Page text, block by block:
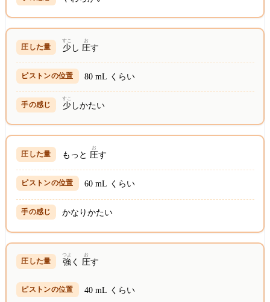
少
すこ
し 圧
お
す
80 mL くらい
少
すこ
しかたい
もっと 圧
お
す
60 mL くらい
かなりかたい
強
つよ
く 圧
お
す
40 mL くらい